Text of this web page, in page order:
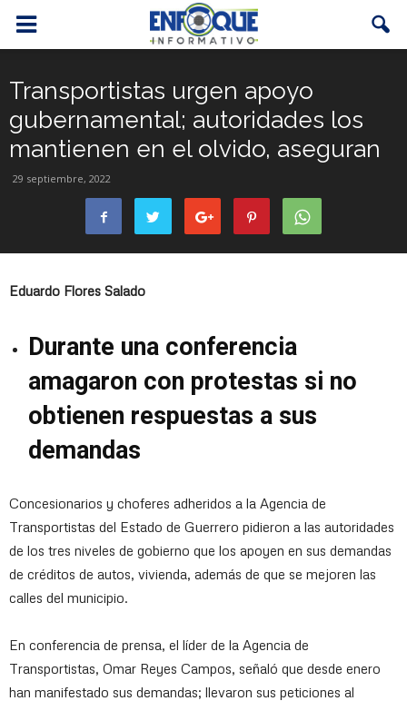
Transportistas urgen apoyo
gubernamental; autoridades los
mantienen en el olvido, aseguran
29 septiembre, 2022
Eduardo Flores Salado
Durante una conferencia
amagaron con protestas si no
obtienen respuestas a sus
demandas
Concesionarios y choferes adheridos a la Agencia de
Transportistas del Estado de Guerrero pidieron a las autoridades
de los tres niveles de gobierno que los apoyen en sus demandas
de créditos de autos, vivienda, además de que se mejoren las
calles del municipio.
En conferencia de prensa, el líder de la Agencia de
Transportistas, Omar Reyes Campos, señaló que desde enero
han manifestado sus demandas; llevaron sus peticiones al